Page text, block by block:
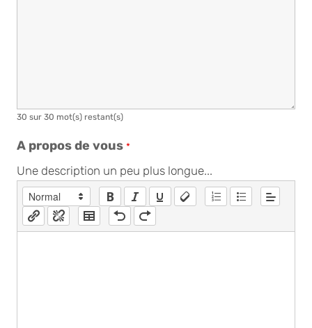
30 sur 30 mot(s) restant(s)
A propos de vous*
Une description un peu plus longue...